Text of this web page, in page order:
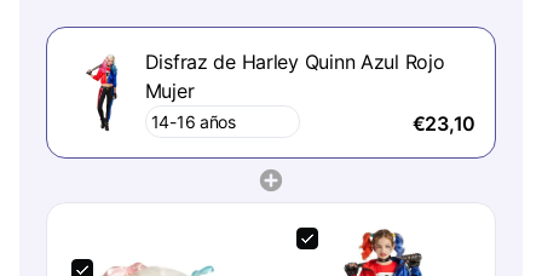
Disfraz de Harley Quinn Azul Rojo
Mujer
€23,10